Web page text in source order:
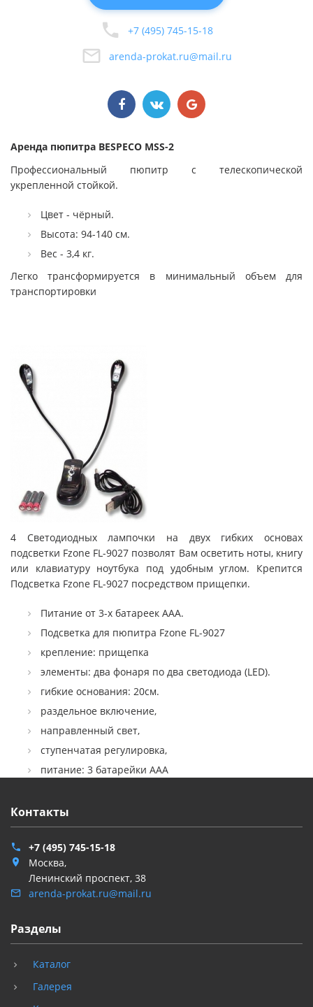
+7 (495) 745-15-18
arenda-prokat.ru@mail.ru
Аренда пюпитра BESPECO MSS-2
Профессиональный пюпитр с телескопической
укрепленной стойкой.
Цвет - чёрный.
Высота: 94-140 см.
Вес - 3,4 кг.
Легко трансформируется в минимальный объем для
транспортировки
4 Светодиодных лампочки на двух гибких основах
подсветки Fzone FL-9027 позволят Вам осветить ноты, книгу
или клавиатуру ноутбука под удобным углом. Крепится
Подсветка Fzone FL-9027 посредством прищепки.
Питание от 3-х батареек ААА.
Подсветка для пюпитра Fzone FL-9027
крепление: прищепка
элементы: два фонаря по два светодиода (LED).
гибкие основания: 20см.
раздельное включение,
направленный свет,
ступенчатая регулировка,
питание: 3 батарейки AAA
Контакты
+7 (495) 745-15-18
Москва,
Ленинский проспект, 38
arenda-prokat.ru@mail.ru
Разделы
Каталог
Галерея